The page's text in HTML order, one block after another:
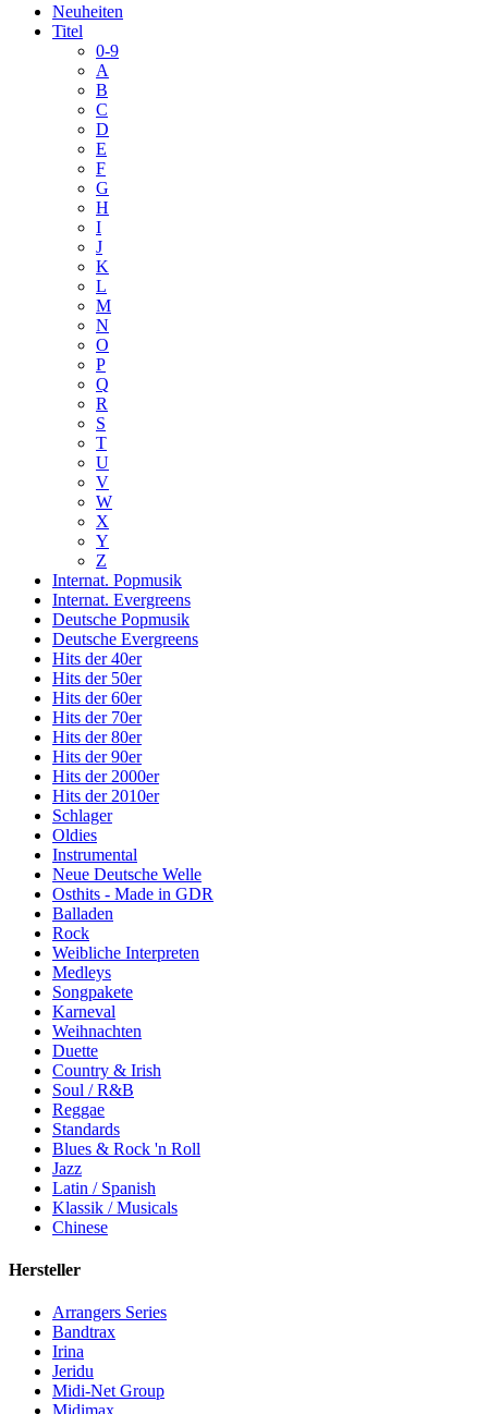
Neuheiten
Titel
0-9
A
B
C
D
E
F
G
H
I
J
K
L
M
N
O
P
Q
R
S
T
U
V
W
X
Y
Z
Internat. Popmusik
Internat. Evergreens
Deutsche Popmusik
Deutsche Evergreens
Hits der 40er
Hits der 50er
Hits der 60er
Hits der 70er
Hits der 80er
Hits der 90er
Hits der 2000er
Hits der 2010er
Schlager
Oldies
Instrumental
Neue Deutsche Welle
Osthits - Made in GDR
Balladen
Rock
Weibliche Interpreten
Medleys
Songpakete
Karneval
Weihnachten
Duette
Country & Irish
Soul / R&B
Reggae
Standards
Blues & Rock 'n Roll
Jazz
Latin / Spanish
Klassik / Musicals
Chinese
Hersteller
Arrangers Series
Bandtrax
Irina
Jeridu
Midi-Net Group